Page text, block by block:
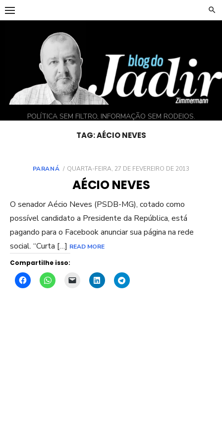
Skip
to
POLÍTICA SEM FILTRO, INFORMAÇÃO SEM RODEIOS.
TAG:AÉCIO NEVES
PARANÁ
POSTED
QUARTA-FEIRA, 27 DE FEVEREIRO DE 2013
AÉCIO NEVES
O senador Aécio Neves (PSDB-MG), cotado como
possível candidato a Presidente da República, está
pagando para o Facebook anunciar sua página na rede
social. “Curta […] READ MORE
Compartilhe isso: